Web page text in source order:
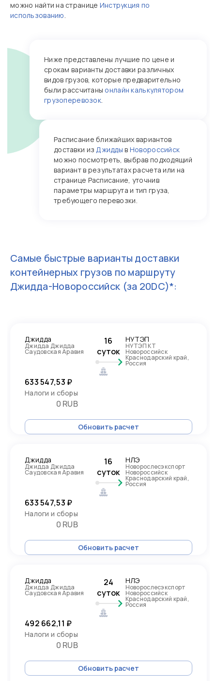
можно найти на странице Инструкция по
использованию.
Ниже представлены лучшие по цене и
срокам варианты доставки различных
видов грузов, которые предварительно
были рассчитаны онлайн калькулятором
грузоперевозок.
Расписание ближайших вариантов
доставки изДжидды в Новороссийск
можно посмотреть, выбрав подходящий
вариант в результатах расчета или на
странице Расписание, уточнив
параметры маршрута и тип груза,
требующего перевозки.
Самые быстрые варианты доставки
контейнерных грузов по маршруту
Джидда-Новороссийск (за 20DC)*:
Джидда
Джидда Джидда
Саудовская Аравия
16
суток
НУТЭП
НУТЭП КТ
Новороссийск
Краснодарский край,
Россия
633 547,53 ₽
Налоги и сборы
0 RUB
Обновить расчет
Джидда
Джидда Джидда
Саудовская Аравия
16
суток
НЛЭ
Новорослесэкспорт
Новороссийск
Краснодарский край,
Россия
633 547,53 ₽
Налоги и сборы
0 RUB
Обновить расчет
Джидда
Джидда Джидда
Саудовская Аравия
24
суток
НЛЭ
Новорослесэкспорт
Новороссийск
Краснодарский край,
Россия
492 662,11 ₽
Налоги и сборы
0 RUB
Обновить расчет